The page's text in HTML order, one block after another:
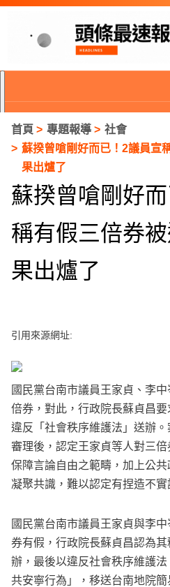
首頁 專題報導
社會
蘇揆曾嗆剛好而已！2議員宣
果出爐了
蘇揆曾嗆剛好
稱有假三倍券
果出爐了
引用來源網址:
國民黨台南市議員王家貞、李
倍券，對此，行政院長蘇貞昌
違反「社會秩序維護法」送辦
審理後，認定王家貞等人對三
保障言論自由之範疇，加上公共
凝聚共識，難以認定有捏造不
國民黨台南市議員王家貞與李
券有假，行政院長蘇貞昌認為
辦，最後以違反社會秩序維護
共安寧行為」，移送台南地院